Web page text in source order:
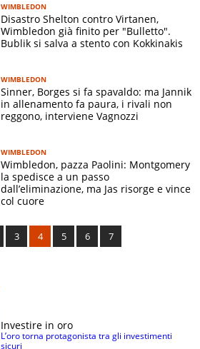
WIMBLEDON
Disastro Shelton contro Virtanen,
Wimbledon già finito per "Bulletto".
Bublik si salva a stento con Kokkinakis
WIMBLEDON
Sinner, Borges si fa spavaldo: ma Jannik
in allenamento fa paura, i rivali non
reggono, interviene Vagnozzi
WIMBLEDON
Wimbledon, pazza Paolini: Montgomery
la spedisce a un passo
dall’eliminazione, ma Jas risorge e vince
col cuore
3 4 5 6 7
Investire in oro
L’oro torna protagonista tra gli investimenti
sicuri